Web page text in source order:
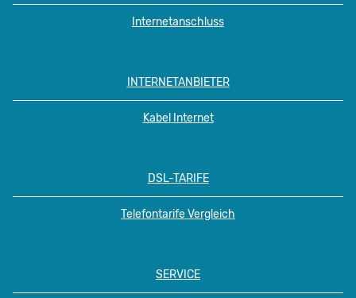
Internetanschluss
INTERNETANBIETER
Kabel Internet
DSL-TARIFE
Telefontarife Vergleich
SERVICE